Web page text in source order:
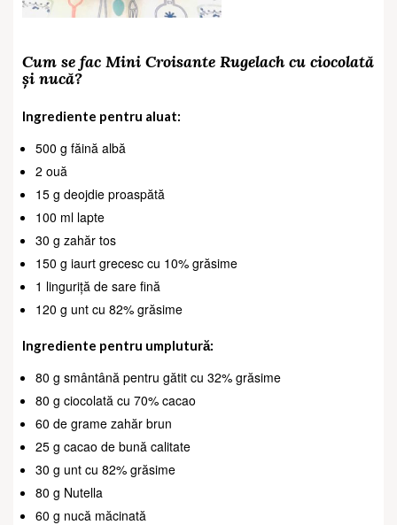
Cum se fac Mini Croisante Rugelach cu ciocolată
și nucă?
Ingrediente pentru aluat:
500 g făină albă
2 ouă
15 g deojdie proaspătă
100 ml lapte
30 g zahăr tos
150 g iaurt grecesc cu 10% grăsime
1 linguriță de sare fină
120 g unt cu 82% grăsime
Ingrediente pentru umplutură:
80 g smântână pentru gătit cu 32% grăsime
80 g ciocolată cu 70% cacao
60 de grame zahăr brun
25 g cacao de bună calitate
30 g unt cu 82% grăsime
80 g Nutella
60 g nucă măcinată